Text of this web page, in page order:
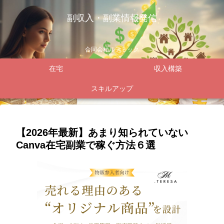
副収入・副業情報発信
合同会社ルテミック
在宅 収入構築
スキルアップ
【2026年最新】あまり知られていない
Canva在宅副業で稼ぐ方法６選